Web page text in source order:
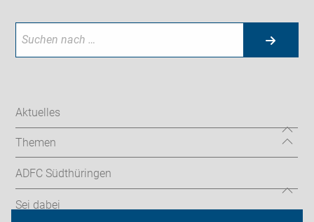
Aktuelles
Themen
ADFC Südthüringen
Sei dabei